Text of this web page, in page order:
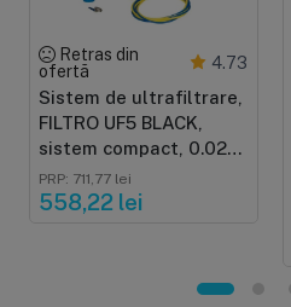
Retras din
ofertă
4.73
Sistem de ultrafiltrare,
FILTRO UF5 BLACK,
sistem compact, 0.02
microni
PRP: 711,77 lei
558,22 lei